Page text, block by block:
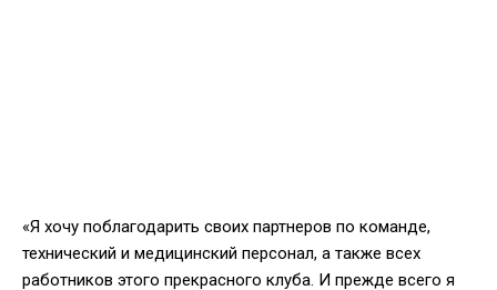
«Я хочу поблагодарить своих партнеров по команде,
технический и медицинский персонал, а также всех
работников этого прекрасного клуба. И прежде всего я